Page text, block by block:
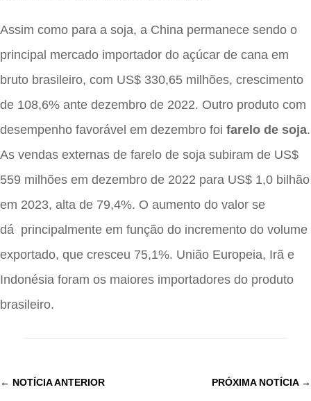
Assim como para a soja, a China permanece sendo o
principal mercado importador do açúcar de cana em
bruto brasileiro, com US$ 330,65 milhões, crescimento
de 108,6% ante dezembro de 2022. Outro produto com
desempenho favorável em dezembro foi farelo de soja.
As vendas externas de farelo de soja subiram de US$
559 milhões em dezembro de 2022 para US$ 1,0 bilhão
em 2023, alta de 79,4%. O aumento do valor se
dá principalmente em função do incremento do volume
exportado, que cresceu 75,1%. União Europeia, Irã e
Indonésia foram os maiores importadores do produto
brasileiro.
← NOTÍCIA ANTERIOR PRÓXIMA NOTÍCIA→